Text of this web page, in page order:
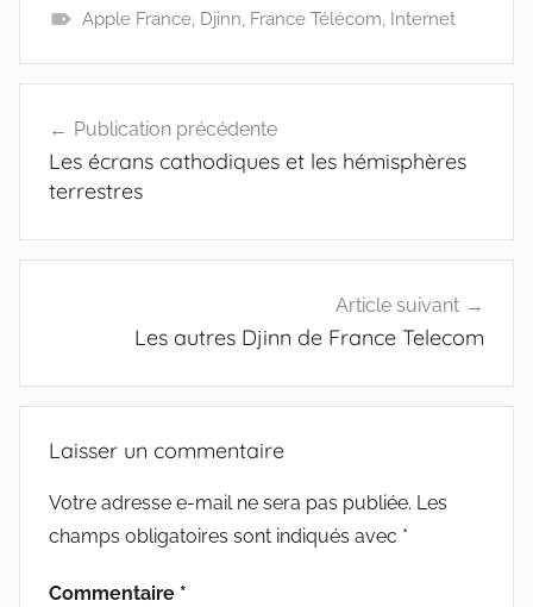
Apple France, Djinn, France Télécom, Internet
de
l’article
Publication précédente
Les écrans cathodiques et les hémisphères
terrestres
Article suivant
Les autres Djinn de France Telecom
Laisser un commentaire
Votre adresse e-mail ne sera pas publiée. Les
champs obligatoires sont indiqués avec *
Commentaire *